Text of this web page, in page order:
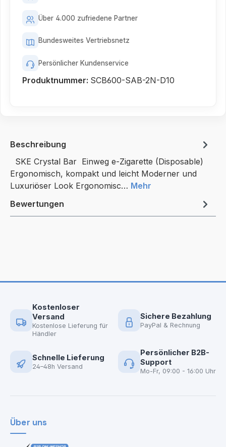
Über 4.000 zufriedene Partner
Bundesweites Vertriebsnetz
Persönlicher Kundenservice
Produktnummer: SCB600-SAB-2N-D10
Beschreibung
SKE Crystal Bar Einweg e-Zigarette (Disposable)
Ergonomisch, kompakt und leicht Moderner und
Luxuriöser Look Ergonomisc… Mehr
Bewertungen
Kostenloser
Versand
Kostenlose Lieferung für
Händler
Sichere Bezahlung
PayPal & Rechnung
Schnelle Lieferung
24–48h Versand
Persönlicher B2B-
Support
Mo-Fr, 09:00 - 16:00 Uhr
Über uns